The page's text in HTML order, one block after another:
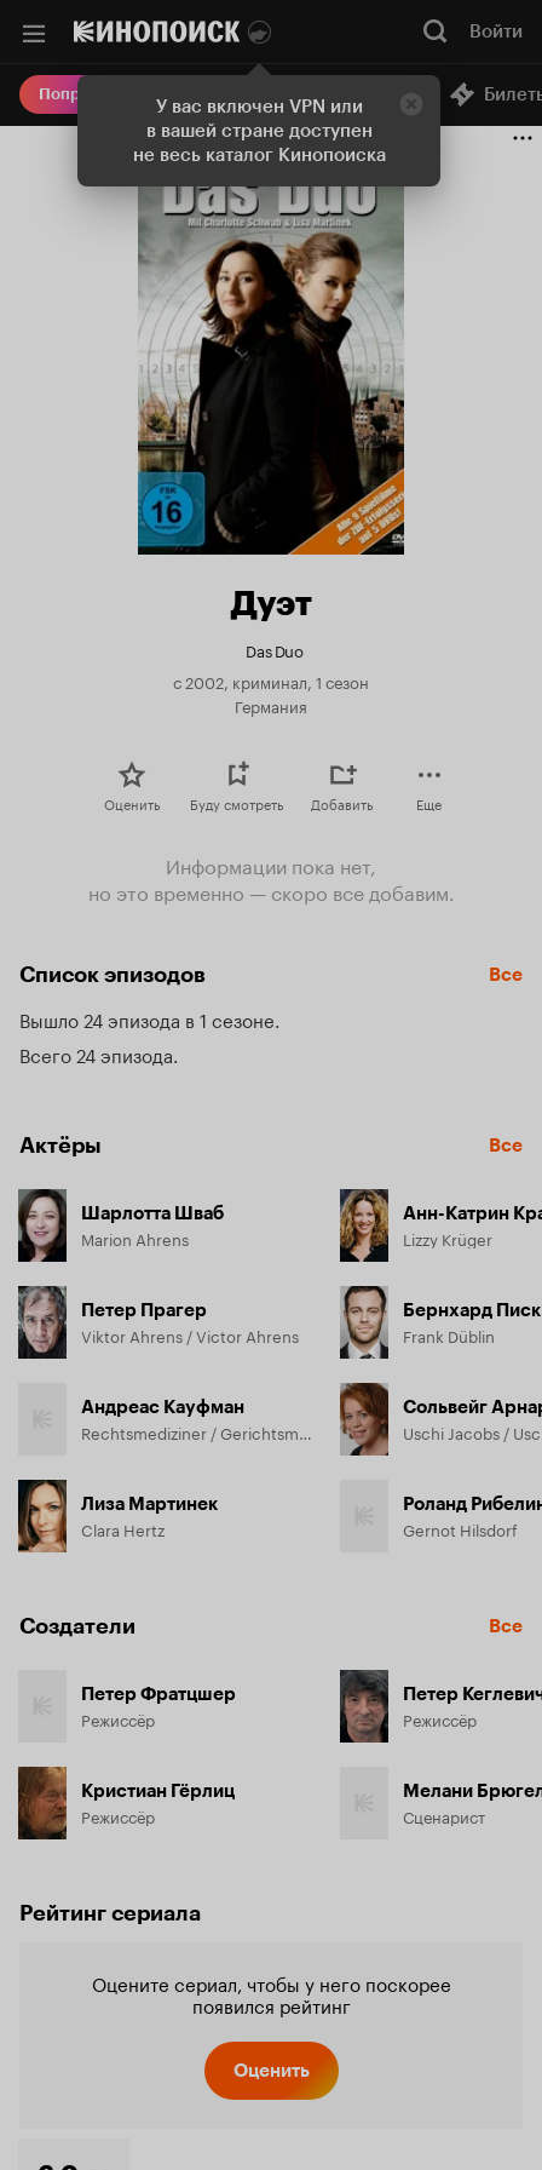
У вас включен VPN или
в вашей стране доступен
не весь каталог Кинопоиска
Войти
Попробовать Плюс Онлайн-кинотеатр
Дуэт
Das Duo
с 2002, криминал, 1 сезон
Германия
Оценить Буду смотреть Добавить Еще
Информации пока нет,
но это временно — скоро все добавим.
Список эпизодов Все
Вышло 24 эпизода в 1 сезоне
Всего 24 эпизода
Актёры Все
Шарлотта Шваб
Marion Ahrens
Петер Прагер
Viktor Ahrens / Victor Ahrens
Андреас Кауфман
Rechtsmediziner / Gerichtsmediziner / Pathologe
Лиза Мартинек
Clara Hertz
Анн-Катрин
Lizzy Krüger
Бернхард Писк
Frank Düblin
Сольвейг
Uschi Jacobs /
Роланд
Gernot Hilsdorf
Создатели Все
Петер Фратцшер
Режиссёр
Кристиан Гёрлиц
Режиссёр
Петер
Режиссёр
Мелани
Сценарист
Рейтинг сериала
Оцените сериал, чтобы у него поскорее
появился рейтинг
Оценить